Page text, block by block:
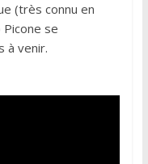
(très connu en
se
à venir.